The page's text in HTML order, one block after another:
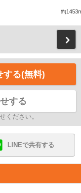
約
する(無料)
する
ください。
LINEで共有する